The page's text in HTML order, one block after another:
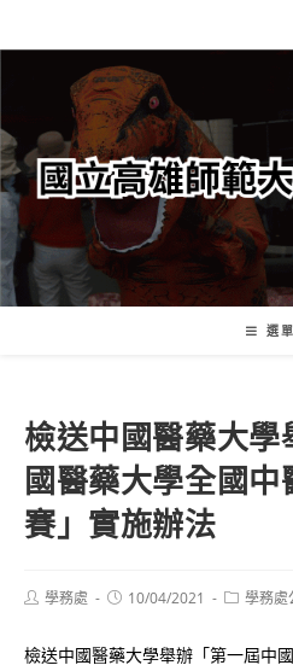
轉
要
內
容
選單
檢送中國醫藥大
國醫藥大學全國
賽」實施辦法
Post學務處
Post10/04/2021
Post學務處
檢送中國醫藥大學舉辦「第一屆中